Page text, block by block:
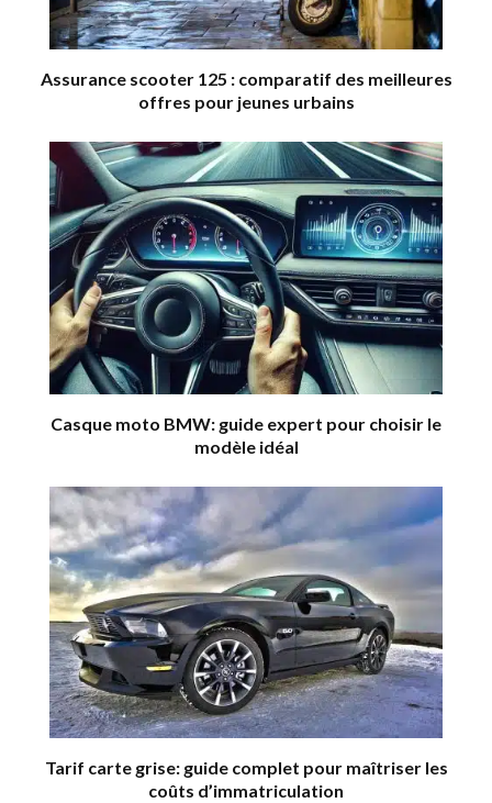
Assurance scooter 125 : comparatif des meilleures
offres pour jeunes urbains
Casque moto BMW: guide expert pour choisir le
modèle idéal
Tarif carte grise: guide complet pour maîtriser les
coûts d’immatriculation